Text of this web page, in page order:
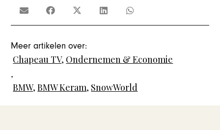
Meer artikelen over:
Chapeau TV, Ondernemen & Economie
,
BMW,BMW Keram, SnowWorld